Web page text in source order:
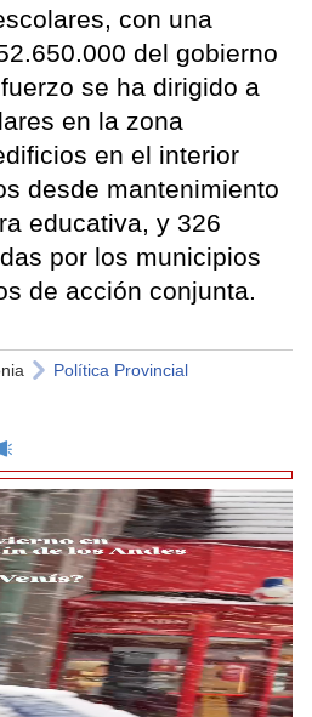
con una
del gobierno
se ha dirigido a
en la zona
en el interior
desde mantenimiento
educativa, y 326
por los municipios
de acción conjunta.
Política Provincial